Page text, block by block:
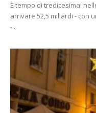
È tempo di tredicesima:
arrivare 52,5 miliardi - con
-...